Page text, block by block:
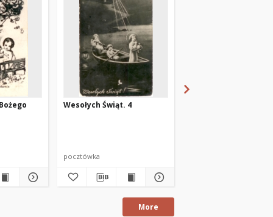
Wesołych Świąt. 4
pocztówka
More